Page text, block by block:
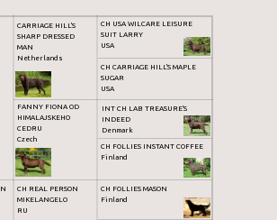
CARRIAGE HILL'S
SHARP DRESSED
MAN
Netherlands
FANNY FIONA OD
HIMALAJSKEHO
CEDRU
Czech
CH REAL PERSON
MIKELANGELO
RU
CH USA WILCARE LEISURE
SUIT LARRY
USA
CH CARRIAGE HILL'S MAPLE
SUGAR
USA
CH FOLLIES INSTANT COFFEE
Finland
CH FOLLIES MASON
Finland
INT CH LAB TREASURE'S
INDEED
Denmark